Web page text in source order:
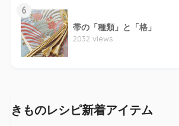
6
帯の「種類」と「格」
2032 views
きものレシピ新着アイテム